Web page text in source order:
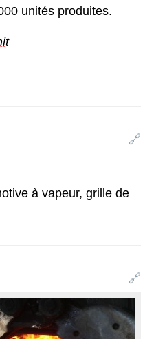
unités produites.
🔗
à vapeur, grille de
🔗